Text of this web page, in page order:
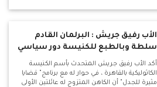
الأب رفيق جريش : البرلمان القادم
سلطة وبالطبع للكنيسة دور سياسي
أكد الأب رفيق جريش المتحدث بأسم الكنيسة
الكاثوليكية بالقاهرة ، في حوار له مع برنامج" قضايا
مثيرة للجدل" أن الكاهن المتزوج له عائلتين الأولى